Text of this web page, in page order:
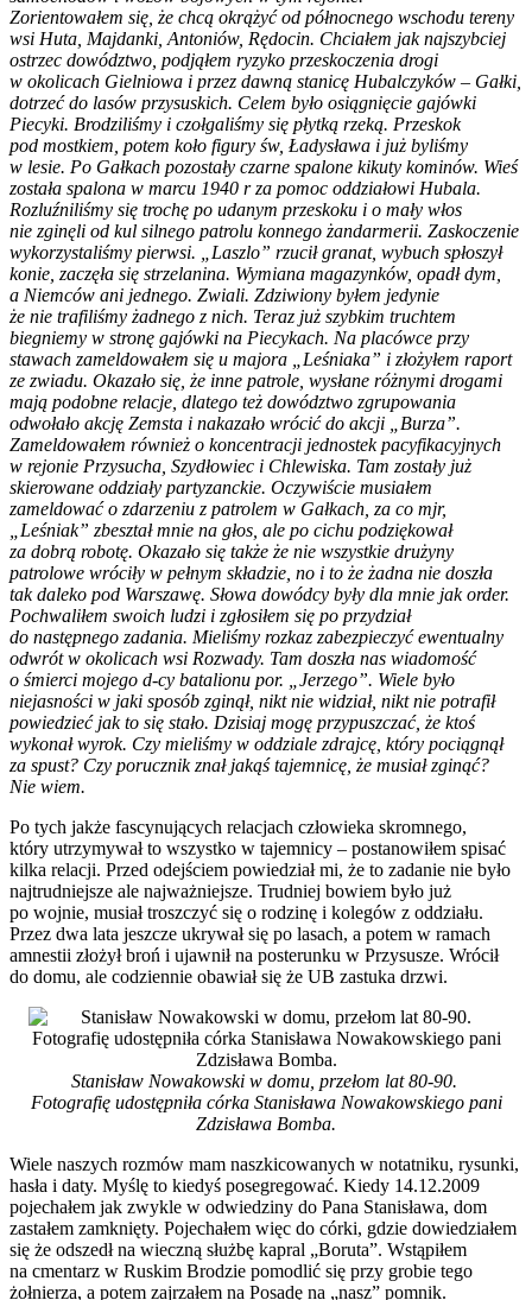
Zorientowałem się, że chcą okrążyć od północnego wschodu tereny
wsi Huta, Majdanki, Antoniów, Rędocin. Chciałem jak najszybciej
ostrzec dowództwo, podjąłem ryzyko przeskoczenia drogi
w okolicach Gielniowa i przez dawną stanicę Hubalczyków – Gałki,
dotrzeć do lasów przysuskich. Celem było osiągnięcie gajówki
Piecyki. Brodziliśmy i czołgaliśmy się płytką rzeką. Przeskok
pod mostkiem, potem koło figury św, Ładysława i już byliśmy
w lesie. Po Gałkach pozostały czarne spalone kikuty kominów. Wieś
została spalona w marcu 1940 r za pomoc oddziałowi Hubala.
Rozluźniliśmy się trochę po udanym przeskoku i o mały włos
nie zginęli od kul silnego patrolu konnego żandarmerii. Zaskoczenie
wykorzystaliśmy pierwsi. „Laszlo” rzucił granat, wybuch spłoszył
konie, zaczęła się strzelanina. Wymiana magazynków, opadł dym,
a Niemców ani jednego. Zwiali. Zdziwiony byłem jedynie
że nie trafiliśmy żadnego z nich. Teraz już szybkim truchtem
biegniemy w stronę gajówki na Piecykach. Na placówce przy
stawach zameldowałem się u majora „Leśniaka” i złożyłem raport
ze zwiadu. Okazało się, że inne patrole, wysłane różnymi drogami
mają podobne relacje, dlatego też dowództwo zgrupowania
odwołało akcję Zemsta i nakazało wrócić do akcji „Burza”.
Zameldowałem również o koncentracji jednostek pacyfikacyjnych
w rejonie Przysucha, Szydłowiec i Chlewiska. Tam zostały już
skierowane oddziały partyzanckie. Oczywiście musiałem
zameldować o zdarzeniu z patrolem w Gałkach, za co mjr,
„Leśniak” zbeształ mnie na głos, ale po cichu podziękował
za dobrą robotę. Okazało się także że nie wszystkie drużyny
patrolowe wróciły w pełnym składzie, no i to że żadna nie doszła
tak daleko pod Warszawę. Słowa dowódcy były dla mnie jak order.
Pochwaliłem swoich ludzi i zgłosiłem się po przydział
do następnego zadania. Mieliśmy rozkaz zabezpieczyć ewentualny
odwrót w okolicach wsi Rozwady. Tam doszła nas wiadomość
o śmierci mojego d-cy batalionu por. „Jerzego”. Wiele było
niejasności w jaki sposób zginął, nikt nie widział, nikt nie potrafił
powiedzieć jak to się stało. Dzisiaj mogę przypuszczać, że ktoś
wykonał wyrok. Czy mieliśmy w oddziale zdrajcę, który pociągnął
za spust? Czy porucznik znał jakąś tajemnicę, że musiał zginąć?
Nie wiem.
Po tych jakże fascynujących relacjach człowieka skromnego,
który utrzymywał to wszystko w tajemnicy – postanowiłem spisać
kilka relacji. Przed odejściem powiedział mi, że to zadanie nie było
najtrudniejsze ale najważniejsze. Trudniej bowiem było już
po wojnie, musiał troszczyć się o rodzinę i kolegów z oddziału.
Przez dwa lata jeszcze ukrywał się po lasach, a potem w ramach
amnestii złożył broń i ujawnił na posterunku w Przysusze. Wrócił
do domu, ale codziennie obawiał się że UB zastuka drzwi.
Stanisław Nowakowski w domu, przełom lat 80-90.
Fotografię udostępniła córka Stanisława Nowakowskiego pani
Zdzisława Bomba.
Wiele naszych rozmów mam naszkicowanych w notatniku, rysunki,
hasła i daty. Myślę to kiedyś posegregować. Kiedy 14.12.2009
pojechałem jak zwykle w odwiedziny do Pana Stanisława, dom
zastałem zamknięty. Pojechałem więc do córki, gdzie dowiedziałem
się że odszedł na wieczną służbę kapral „Boruta”. Wstąpiłem
na cmentarz w Ruskim Brodzie pomodlić się przy grobie tego
żołnierza, a potem zajrzałem na Posadę na „nasz” pomnik.